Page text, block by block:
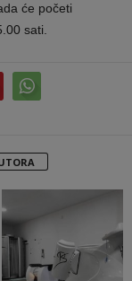
će početi
sati.